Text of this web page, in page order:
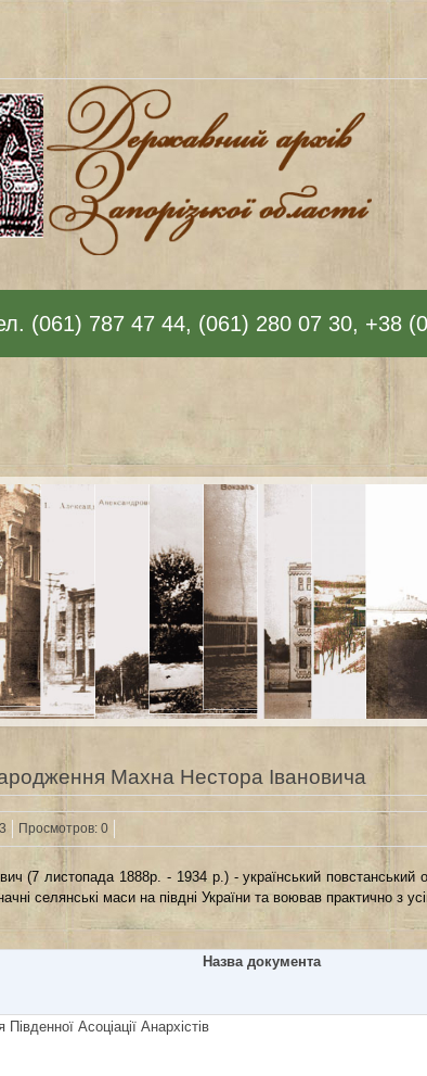
(061) 787 47 44, (061) 280 07 30, +38
Махна Нестора Івановича
Просмотров: 0
(7 листопада 1888р. - 1934 р.) - український повстанський
селянські маси на півдні України та воював практично з
Назва документа
Південної Асоціації Анархістів